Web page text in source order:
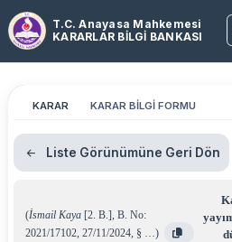
T.C. Anayasa Mahkemesi
KARARLAR BİLGİ BANKASI
KARAR KARAR BİLGİ FORMU
Liste Görünümüne Geri Dön
(İsmail Kaya [2. B.], B. No:
2021/17102, 27/11/2024, § …)